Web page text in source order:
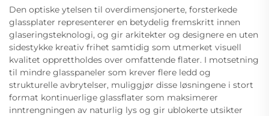
Den optiske ytelsen til overdimensjonerte, forsterkede
glassplater representerer en betydelig fremskritt innen
glaseringsteknologi, og gir arkitekter og designere en uten
sidestykke kreativ frihet samtidig som utmerket visuell
kvalitet opprettholdes over omfattende flater. I motsetning
til mindre glasspaneler som krever flere ledd og
strukturelle avbrytelser, muliggjør disse løsningene i stort
format kontinuerlige glassflater som maksimerer
inntrengningen av naturlig lys og gir ublokerte utsikter